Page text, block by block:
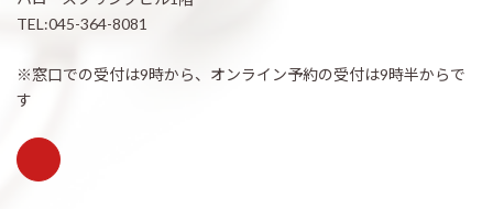
TEL:045-364-8081
※窓口での受付は9時から、オンライン予約の受付は9時半からで
す